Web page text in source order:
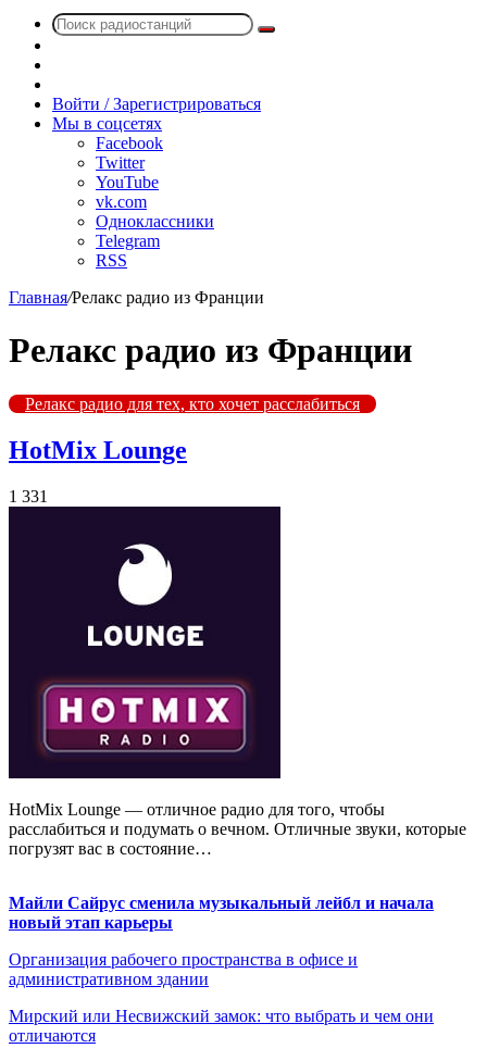
Поиск
радио
Войти / Зарегистрироваться
Мы в соцсетях
Facebook
Twitter
YouTube
vk.com
Одноклассники
Telegram
RSS
Главная/Релакс радио из Франции
Релакс радио из Франции
Релакс радио для тех, кто хочет расслабиться
HotMix Lounge
1 331
HotMix Lounge — отличное радио для того, чтобы
расслабиться и подумать о вечном. Отличные звуки, которые
погрузят вас в состояние…
Майли Сайрус сменила музыкальный лейбл и начала
новый этап карьеры
Организация рабочего пространства в офисе и
административном здании
Мирский или Несвижский замок: что выбрать и чем они
отличаются